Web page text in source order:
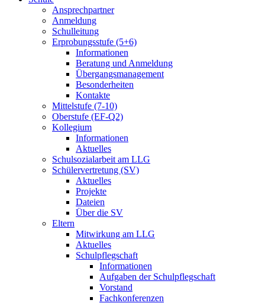
Ansprechpartner
Anmeldung
Schulleitung
Erprobungsstufe (5+6)
Informationen
Beratung und Anmeldung
Übergangsmanagement
Besonderheiten
Kontakte
Mittelstufe (7-10)
Oberstufe (EF-Q2)
Kollegium
Informationen
Aktuelles
Schulsozialarbeit am LLG
Schülervertretung (SV)
Aktuelles
Projekte
Dateien
Über die SV
Eltern
Mitwirkung am LLG
Aktuelles
Schulpflegschaft
Informationen
Aufgaben der Schulpflegschaft
Vorstand
Fachkonferenzen